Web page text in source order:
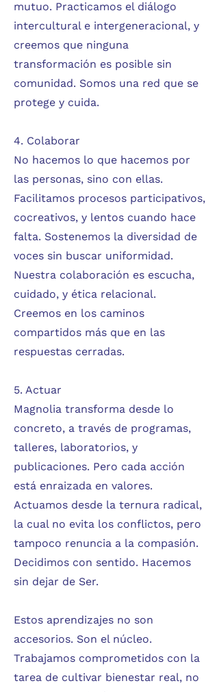
mutuo. Practicamos el diálogo
intercultural e intergeneracional, y
creemos que ninguna
transformación es posible sin
comunidad. Somos una red que se
protege y cuida.
4. Colaborar
No hacemos lo que hacemos por
las personas, sino con ellas.
Facilitamos procesos participativos,
cocreativos, y lentos cuando hace
falta. Sostenemos la diversidad de
voces sin buscar uniformidad.
Nuestra colaboración es escucha,
cuidado, y ética relacional.
Creemos en los caminos
compartidos más que en las
respuestas cerradas.
5. Actuar
Magnolia transforma desde lo
concreto, a través de programas,
talleres, laboratorios, y
publicaciones. Pero cada acción
está enraizada en valores.
Actuamos desde la ternura radical,
la cual no evita los conflictos, pero
tampoco renuncia a la compasión.
Decidimos con sentido. Hacemos
sin dejar de Ser.
Estos aprendizajes no son
accesorios. Son el núcleo.
Trabajamos comprometidos con la
tarea de cultivar bienestar real, no